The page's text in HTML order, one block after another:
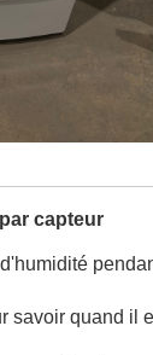
capteur
savoir quand il